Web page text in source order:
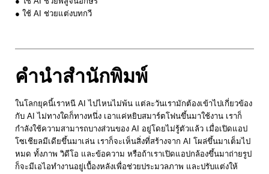
● ใช้ AI ช่วยแต่งบทกวี
คำนำสำนักพิมพ์
ในโลกยุคนี้เราหนี AI ไปไหนไม่พ้น แต่ละวันเรามักต้องเข้าไปเกี่ยวข้อง
กับ AI ไม่ทางใดก็ทางหนึ่ง เอาแค่หยิบสมาร์ตโฟนขึ้นมาใช้งาน เราก็
กำลังใช้ความสามารถบางส่วนของ AI อยู่โดยไม่รู้ตัวแล้ว เมื่อเปิดแอป
โซเชียลมีเดียขึ้นมาเล่น เราก็จะเห็นสิ่งที่สร้างจาก AI โผล่ขึ้นมาเต็มไป
หมด ทั้งภาพ วิดีโอ และข้อความ หรือถ้าเราเปิดแอปกล้องขึ้นมาถ่ายรูป
ก็จะมีเอไอทำงานอยู่เบื้องหลังเพื่อช่วยประมวลภาพ และปรับแต่งให้